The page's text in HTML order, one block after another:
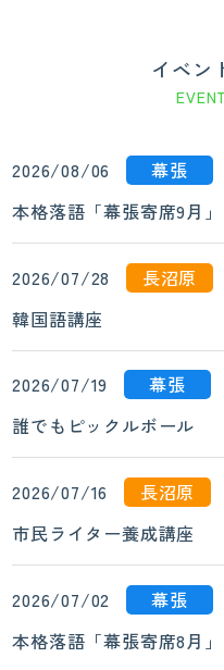
イベン
2026/08/06 幕張
本格落語「幕張寄席9月」
2026/07/28 長沼原
韓国語講座
2026/07/19 幕張
誰でもピックルボール
2026/07/16 長沼原
市民ライター養成講座
2026/07/02 幕張
本格落語「幕張寄席8月」